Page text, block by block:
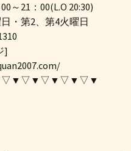
～21：00(L.O 20:30)
・第2、第4火曜日
]